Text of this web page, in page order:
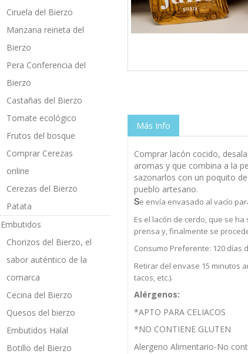
Ciruela del Bierzo
Manzana reineta del
Bierzo
Pera Conferencia del
Bierzo
Castañas del Bierzo
Tomate ecológico
Frutos del bosque
Comprar Cerezas
online
Cerezas del Bierzo
Patata
Embutidos
Chorizos del Bierzo, el
sabor auténtico de la
comarca
Cecina del Bierzo
Quesos del bierzo
Embutidos Halal
Botillo del Bierzo
Más Info
Comprar lacón cocido,
aromas y que combina a la
sazonarlos con un poquito
pueblo artesano.
Se envía envasado al vacío
Es el lacón de cerdo, que se
prensa y, finalmente se
Consumo Preferente: 120 días
Retirar del envase 15 minutos
tacos, etc.).
Alérgenos:
*APTO PARA CELIACOS
*NO CONTIENE GLUTEN
Alergeno Alimentario-No